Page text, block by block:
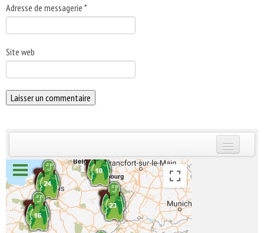
Adresse de messagerie *
Site web
INSCRIVEZ-VOUS | ABONNEZ-VOUS